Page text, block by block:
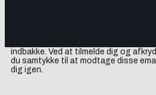
indbakke. Ved at tilmelde dig og
du samtykke til at modtage disse
dig igen.